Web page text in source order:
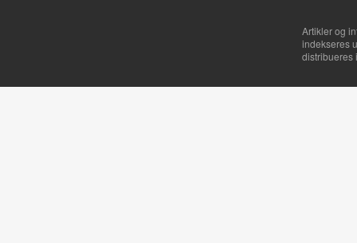
Artikler og
indekseres
distribueres